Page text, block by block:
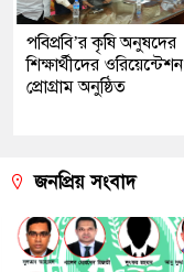
পবিপ্রবি’র কৃষি অনুষদের
শিক্ষার্থীদের ওরিয়েন্টেশন
প্রোগ্রাম অনুষ্ঠিত
জনপ্রিয় সংবাদ